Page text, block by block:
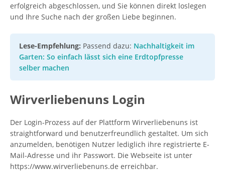
erfolgreich abgeschlossen, und Sie können direkt loslegen
und Ihre Suche nach der großen Liebe beginnen.
Lese-Empfehlung: Passend dazu: Nachhaltigkeit im
Garten: So einfach lässt sich eine Erdtopfpresse
selber machen
Wirverliebenuns Login
Der Login-Prozess auf der Plattform Wirverliebenuns ist
straightforward und benutzerfreundlich gestaltet. Um sich
anzumelden, benötigen Nutzer lediglich ihre registrierte E-
Mail-Adresse und ihr Passwort. Die Webseite ist unter
https://www.wirverliebenuns.de erreichbar.